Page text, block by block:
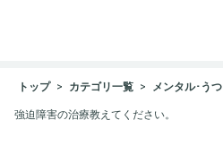
トップ カテゴリ一覧 メンタル･う
強迫障害の治療教えてください。